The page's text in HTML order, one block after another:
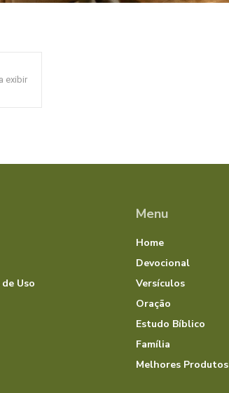
exibir
Uso
Menu
Home
Devocional
Versículos
Oração
Estudo Bíblico
Família
Melhores Produtos